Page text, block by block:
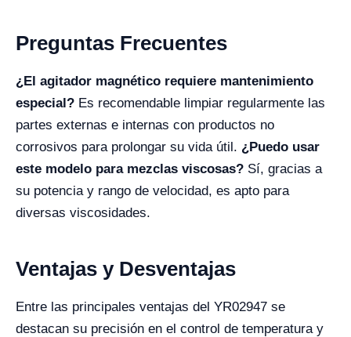
Preguntas Frecuentes
¿El agitador magnético requiere mantenimiento
especial? Es recomendable limpiar regularmente las
partes externas e internas con productos no
corrosivos para prolongar su vida útil. ¿Puedo usar
este modelo para mezclas viscosas? Sí, gracias a
su potencia y rango de velocidad, es apto para
diversas viscosidades.
Ventajas y Desventajas
Entre las principales ventajas del YR02947 se
destacan su precisión en el control de temperatura y